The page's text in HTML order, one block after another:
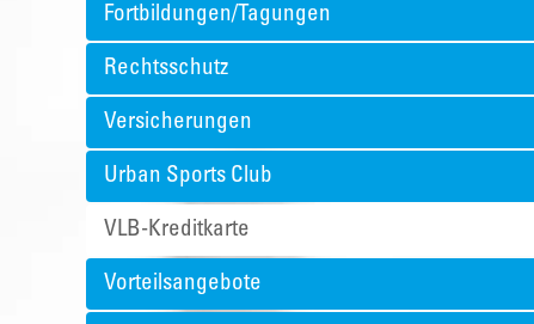
Fortbildungen/Tagungen
Rechtsschutz
Versicherungen
Urban Sports Club
VLB-Kreditkarte
Vorteilsangebote